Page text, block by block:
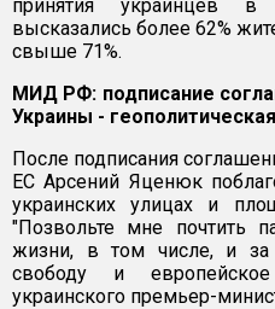
принятия украинцев
высказались более 62%
свыше 71%.
МИД РФ: подписание
Украины -
После подписания
ЕС Арсений Яценюк
украинских улицах и
"Позвольте мне почтить
жизни, в том числе, и за
свободу и
украинского премьер-